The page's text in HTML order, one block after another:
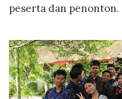
peserta dan penonton.